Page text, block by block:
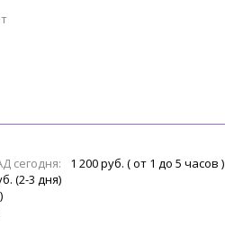
сегодня:
1 200 руб. ( от 1 до 5 часов )
(2-3 дня)